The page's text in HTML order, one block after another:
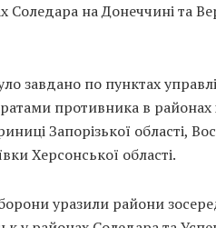
Соледара на Донеччині та
завдано по пунктах
противника в районах
Запорізької області,
Херсонської області.
уразили райони